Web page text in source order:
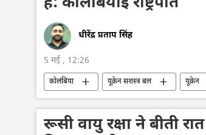
धीरेंद्र प्रताप सिंह
5 मई , 12:26
कोलंबिया यूक्रेन सशस्त्र बल यूक्रेन
विशेष सैन्य अभियान
नागरिक लोग
रूसी वायु रक्षा ने बीती